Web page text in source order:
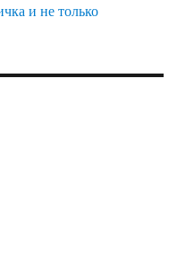
и не только